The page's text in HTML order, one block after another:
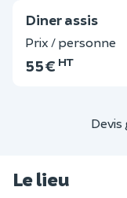
Diner assis
Prix / personne
55 € HT
Le lieu